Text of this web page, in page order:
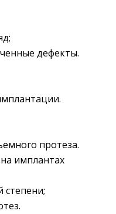
дефекты.
протеза.
имплантах
степени;